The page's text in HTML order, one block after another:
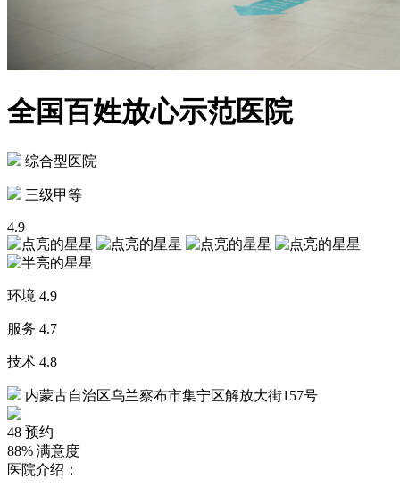
全国百姓放心示范医院
综合型医院
三级甲等
4.9
环境 4.9
服务 4.7
技术 4.8
内蒙古自治区乌兰察布市集宁区解放大街157号
48 预约
88% 满意度
医院介绍：